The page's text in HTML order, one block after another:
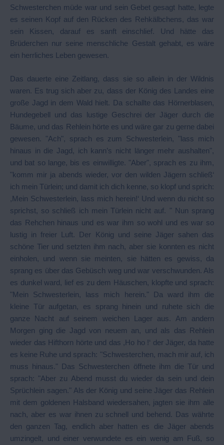
Schwesterchen müde war und sein Gebet gesagt hatte, legte
es seinen Kopf auf den Rücken des Rehkälbchens, das war
sein Kissen, darauf es sanft einschlief. Und hätte das
Brüderchen nur seine menschliche Gestalt gehabt, es wäre
ein herrliches Leben gewesen.
Das dauerte eine Zeitlang, dass sie so allein in der Wildnis
waren. Es trug sich aber zu, dass der König des Landes eine
große Jagd in dem Wald hielt. Da schallte das Hörnerblasen,
Hundegebell und das lustige Geschrei der Jäger durch die
Bäume, und das Rehlein hörte es und wäre gar zu gerne dabei
gewesen. "Ach", sprach es zum Schwesterlein, "lass mich
hinaus in die Jagd, ich kann’s nicht länger mehr aushalten",
und bat so lange, bis es einwilligte. "Aber", sprach es zu ihm,
"komm mir ja abends wieder, vor den wilden Jägern schließ‘
ich mein Türlein; und damit ich dich kenne, so klopf und sprich:
,Mein Schwesterlein, lass mich herein!‘ Und wenn du nicht so
sprichst, so schließ ich mein Türlein nicht auf. " Nun sprang
das Rehchen hinaus und es war ihm so wohl und es war so
lustig in freier Luft. Der König und seine Jäger sahen das
schöne Tier und setzten ihm nach, aber sie konnten es nicht
einholen, und wenn sie meinten, sie hätten es gewiss, da
sprang es über das Gebüsch weg und war verschwunden. Als
es dunkel ward, lief es zu dem Häuschen, klopfte und sprach:
"Mein Schwesterlein, lass mich herein." Da ward ihm die
kleine Tür aufgetan, es sprang hinein und ruhete sich die
ganze Nacht auf seinem weichen Lager aus. Am andern
Morgen ging die Jagd von neuem an, und als das Rehlein
wieder das Hifthorn hörte und das ,Ho ho !‘ der Jäger, da hatte
es keine Ruhe und sprach: "Schwesterchen, mach mir auf, ich
muss hinaus." Das Schwesterchen öffnete ihm die Tür und
sprach: "Aber zu Abend musst du wieder da sein und dein
Sprüchlein sagen." Als der König und seine Jäger das Rehlein
mit dem goldenen Halsband wiedersahen, jagten sie ihm alle
nach, aber es war ihnen zu schnell und behend. Das währte
den ganzen Tag, endlich aber hatten es die Jäger abends
umzingelt, und einer verwundete es ein wenig am Fuß, so